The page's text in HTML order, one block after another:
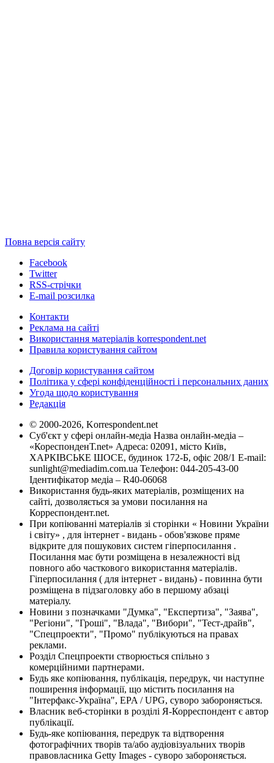
Повна версія сайту
Facebook
Twitter
RSS-стрічки
E-mail розсилка
Контакти
Реклама на сайті
Використання матеріалів korrespondent.net
Правила користування сайтом
Договір користування сайтом
Політика у сфері конфіденційності і персональних даних
Угода щодо користування
Редакція
© 2000-2026, Korrespondent.net
Суб'єкт у сфері онлайн-медіа Назва онлайн-медіа –
«КореспонденТ.net» Адреса: 02091, місто Київ,
ХАРКІВСЬКЕ ШОСЕ, будинок 172-Б, офіс 208/1 E-mail:
sunlight@mediadim.com.ua Телефон: 044-205-43-00
Ідентифікатор медіа – R40-06068
Використання будь-яких матеріалів, розміщених на
сайті, дозволяється за умови посилання на
Корреспондент.net.
При копіюванні матеріалів зі сторінки « Новини України
і світу» , для інтернет - видань - обов'язкове пряме
відкрите для пошукових систем гіперпосилання .
Посилання має бути розміщена в незалежності від
повного або часткового використання матеріалів.
Гіперпосилання ( для інтернет - видань) - повинна бути
розміщена в підзаголовку або в першому абзаці
матеріалу.
Новини з позначками "Думка", "Експертиза", "Заява",
"Регіони", "Гроші", "Влада", "Вибори", "Тест-драйв",
"Спецпроекти", "Промо" публікуються на правах
реклами.
Розділ Спецпроекти створюється спільно з
комерційними партнерами.
Будь яке копіювання, публікація, передрук, чи наступне
поширення інформації, що містить посилання на
"Інтерфакс-Україна", EPA / UPG, суворо забороняється.
Власник веб-сторінки в розділі Я-Корреспондент є автор
публікації.
Будь-яке копіювання, передрук та відтворення
фотографічних творів та/або аудіовізуальних творів
правовласника Getty Images - суворо забороняється.